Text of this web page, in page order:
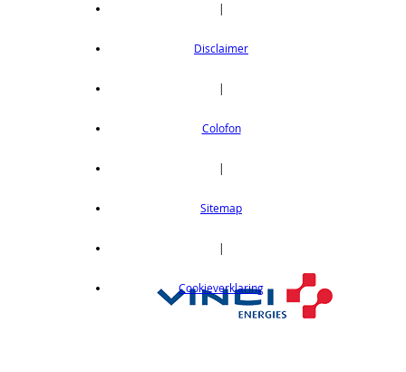
|
Disclaimer
|
Colofon
|
Sitemap
|
Cookieverklaring